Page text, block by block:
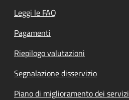
Leggi le FAQ
Pagamenti
Riepilogo valutazioni
Segnalazione disservizio
Piano di miglioramento dei servizi